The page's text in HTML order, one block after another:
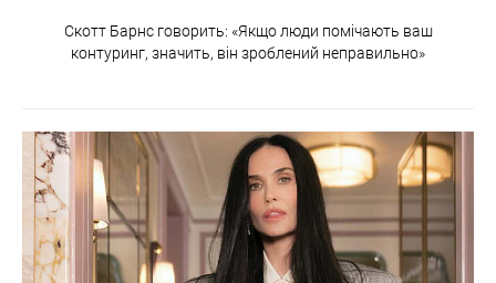
Скотт Барнс говорить: «Якщо люди помічають ваш
контуринг, значить, він зроблений неправильно»